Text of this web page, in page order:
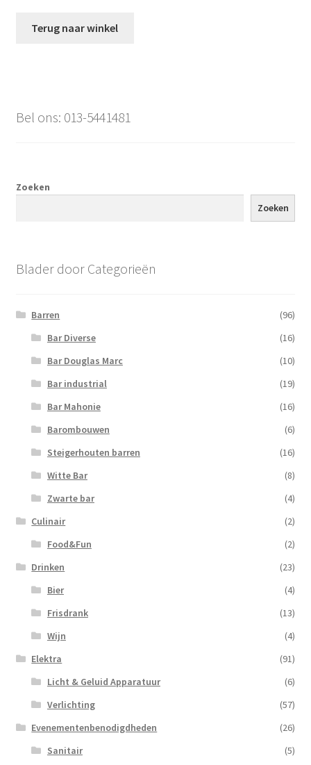
Offerte aanvraag
Terug naar winkel
Bel ons: 013-5441481
Zoeken
Zoeken
Blader door Categorieën
Barren
(96)
Bar Diverse
(16)
Bar Douglas Marc
(10)
Bar industrial
(19)
Bar Mahonie
(16)
Barombouwen
(6)
Steigerhouten barren
(16)
Witte Bar
(8)
Zwarte bar
(4)
Culinair
(2)
Food&Fun
(2)
Drinken
(23)
Bier
(4)
Frisdrank
(13)
Wijn
(4)
Elektra
(91)
Licht & Geluid Apparatuur
(6)
Verlichting
(57)
Evenementenbenodigdheden
(26)
Sanitair
(5)